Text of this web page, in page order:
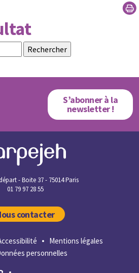
S’abonner à la
newsletter !
- Boite 37 - 75014 Paris
01 79 97 28 55
contacter
Mentions légales
personnelles